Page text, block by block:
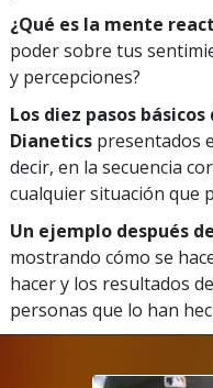
¿Qué es la mente
poder sobre tus
y percepciones?
Los diez pasos
Dianetics presentados
decir, en la secuencia
cualquier situación que
Un ejemplo después
mostrando cómo se
hacer y los resultados
personas que lo han